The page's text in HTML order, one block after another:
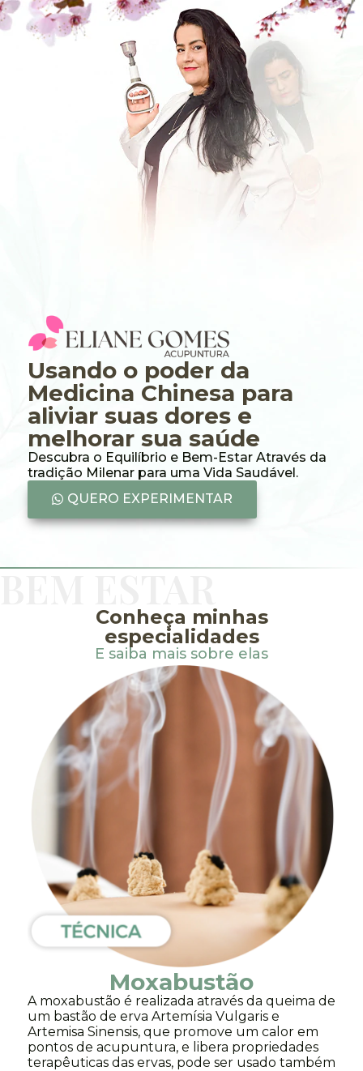
Usando o poder da
Medicina Chinesa para
aliviar suas dores e
melhorar sua saúde
Descubra o Equilíbrio e Bem-Estar Através da
tradição Milenar para uma Vida Saudável.
QUERO EXPERIMENTAR
Conheça minhas
especialidades
E saiba mais sobre elas
Moxabustão
A moxabustão é realizada através da queima de
um bastão de erva Artemísia Vulgaris e
Artemisa Sinensis, que promove um calor em
pontos de acupuntura, e libera propriedades
terapêuticas das ervas, pode ser usado também